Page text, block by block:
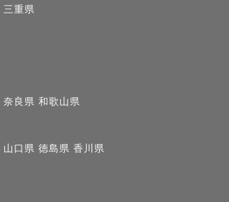
賞
三重県
奈良県 和歌山県
山口県 徳島県 香川県